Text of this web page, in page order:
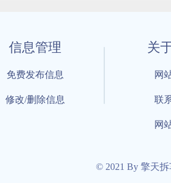
信息管理
免费发布信息
修改/删除信息
关
网
联
网
© 2021 By 擎天